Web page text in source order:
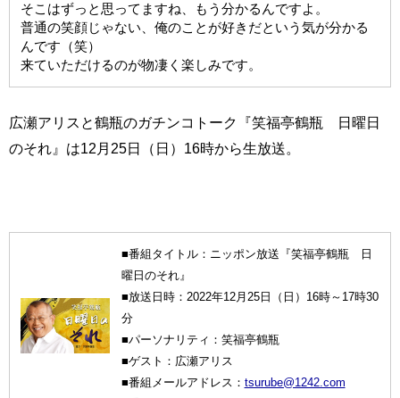
そこはずっと思ってますね、もう分かるんですよ。
普通の笑顔じゃない、俺のことが好きだという気が分かる
んです（笑）
来ていただけるのが物凄く楽しみです。
広瀬アリスと鶴瓶のガチンコトーク『笑福亭鶴瓶 日曜日
のそれ』は12月25日（日）16時から生放送。
■番組タイトル：ニッポン放送『笑福亭鶴瓶 日
曜日のそれ』
■放送日時：2022年12月25日（日）16時～17時30
分
■パーソナリティ：笑福亭鶴瓶
■ゲスト：広瀬アリス
■番組メールアドレス： tsurube@1242.com